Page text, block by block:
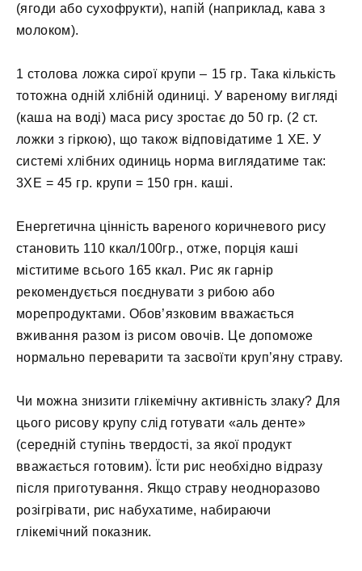
(ягоди або сухофрукти), напій (наприклад, кава з
молоком).
1 столова ложка сирої крупи – 15 гр. Така кількість
тотожна одній хлібній одиниці. У вареному вигляді
(каша на воді) маса рису зростає до 50 гр. (2 ст.
ложки з гіркою), що також відповідатиме 1 ХЕ. У
системі хлібних одиниць норма виглядатиме так:
3ХЕ = 45 гр. крупи = 150 грн. каші.
Енергетична цінність вареного коричневого рису
становить 110 ккал/100гр., отже, порція каші
міститиме всього 165 ккал. Рис як гарнір
рекомендується поєднувати з рибою або
морепродуктами. Обов’язковим вважається
вживання разом із рисом овочів. Це допоможе
нормально переварити та засвоїти круп’яну страву.
Чи можна знизити глікемічну активність злаку? Для
цього рисову крупу слід готувати «аль денте»
(середній ступінь твердості, за якої продукт
вважається готовим). Їсти рис необхідно відразу
після приготування. Якщо страву неодноразово
розігрівати, рис набухатиме, набираючи
глікемічний показник.